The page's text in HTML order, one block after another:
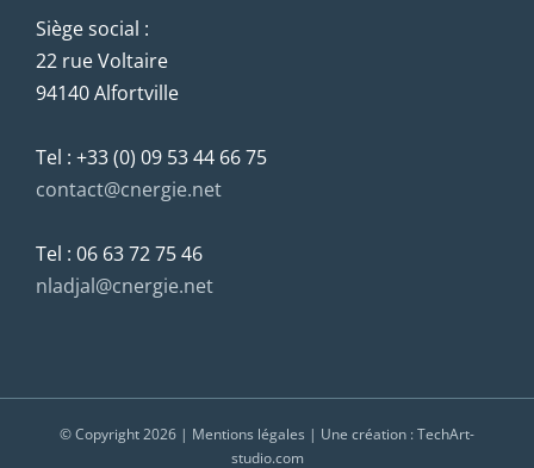
Siège social :
22 rue Voltaire
94140 Alfortville
Tel : +33 (0) 09 53 44 66 75
contact@cnergie.net
Tel : 06 63 72 75 46
nladjal@cnergie.net
© Copyright2026 | Mentions légales | Une création :TechArt-
studio.com